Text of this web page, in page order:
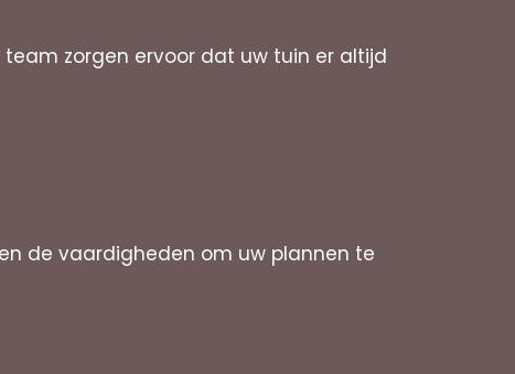
zorgen ervoor dat uw tuin er altijd
de vaardigheden om uw plannen te